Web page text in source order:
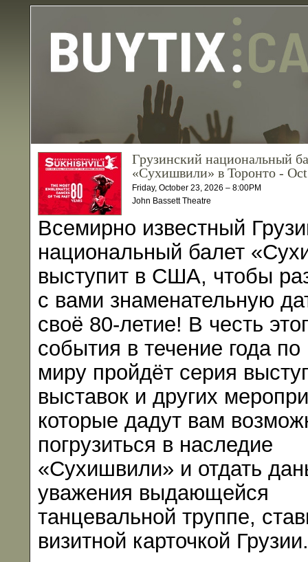
Грузинский национальный
«Сухишвили» в Торонто -
Friday, October 23, 2026 – 8:00PM
John Bassett Theatre
Всемирно известный
национальный балет
выступит в США, чтобы
с вами знаменательную
своё 80-летие! В честь
события в течение года
миру пройдёт серия
выставок и других
которые дадут вам
погрузиться в наследие
«Сухишвили» и отдать
уважения выдающейся
танцевальной труппе,
визитной карточкой Грузии.